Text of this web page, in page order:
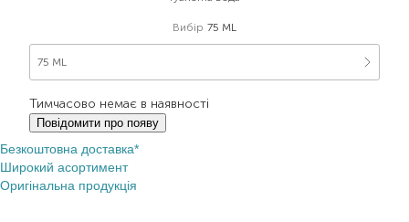
Вибір 75 ML
75 ML
Тимчасово немає в наявності
Повідомити про появу
Безкоштовна доставка*
Широкий асортимент
Оригінальна продукція